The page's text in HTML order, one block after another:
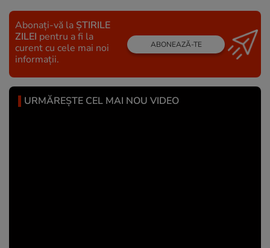
Abonați-vă la ȘTIRILE
ZILEI pentru a fi la
curent cu cele mai noi
informații.
ABONEAZĂ-TE
URMĂREȘTE CEL MAI NOU VIDEO